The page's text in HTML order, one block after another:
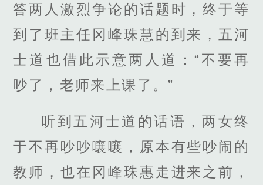
答两人激烈争论的话题时，终于等
到了班主任冈峰珠慧的到来，五河
士道也借此示意两人道：“不要再
吵了，老师来上课了。”
听到五河士道的话语，两女终
于不再吵吵嚷嚷，原本有些吵闹的
教师，也在冈峰珠惠走进来之前，